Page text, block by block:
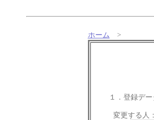
ホーム >
１．登録デ
変更する人